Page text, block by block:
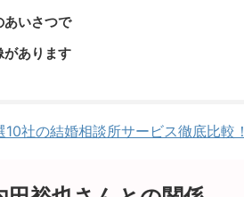
あいさつで
があります
社の結婚相談所サービス徹底比較！